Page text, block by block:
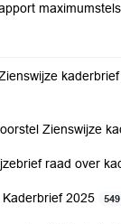
Zienswijze
raad over
Kaderbrief 2025